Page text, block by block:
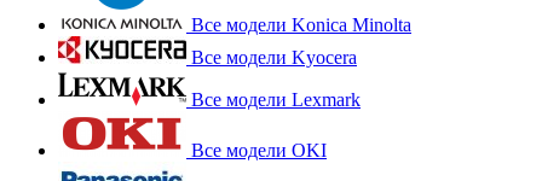
Все модели Konica Minolta
Все модели Kyocera
Все модели Lexmark
Все модели OKI